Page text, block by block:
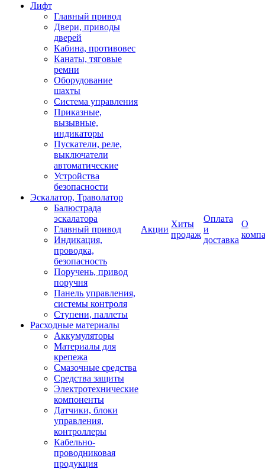
Лифт
Главный привод
Двери, приводы
дверей
Кабина, противовес
Канаты, тяговые
ремни
Оборудование
шахты
Система управления
Приказные,
вызывные,
индикаторы
Пускатели, реле,
выключатели
автоматические
Устройства
безопасности
Эскалатор, Траволатор
Балюстрада
эскалатора
Главный привод
Индикация,
проводка,
безопасность
Поручень, привод
поручня
Панель управления,
системы контроля
Ступени, паллеты
Расходные материалы
Аккумуляторы
Материалы для
крепежа
Смазочные средства
Средства защиты
Электротехнические
компоненты
Датчики, блоки
управления,
контроллеры
Кабельно-
проводниковая
продукция
Акции
Хиты
продаж
Оплата
и
доставка
О